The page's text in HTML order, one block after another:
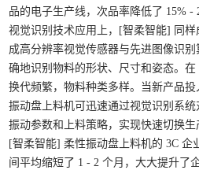
品的电子生产线，次品率降低了 15% -
视觉识别技术应用上，[智柔智能] 同
成高分辨率视觉传感器与先进图像识
确地识别物料的形状、尺寸和姿态。
换代频繁，物料种类多样。当新产品
振动盘上料机可迅速通过视觉识别系
振动参数和上料策略，实现快速切换
[智柔智能] 柔性振动盘上料机的 3C 企
间平均缩短了 1 - 2 个月，大大提升了